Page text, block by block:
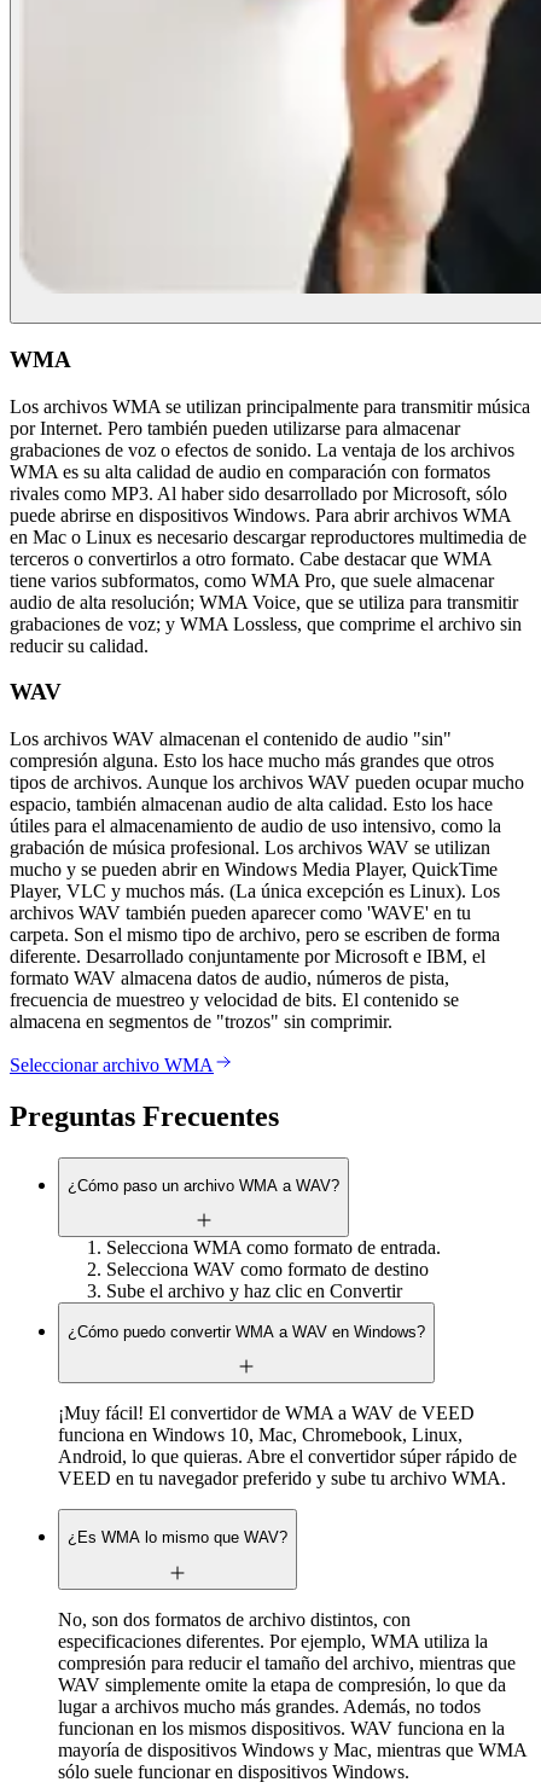
WMA
Los archivos WMA se utilizan principalmente para transmitir música
por Internet. Pero también pueden utilizarse para almacenar
grabaciones de voz o efectos de sonido. La ventaja de los archivos
WMA es su alta calidad de audio en comparación con formatos
rivales como MP3. Al haber sido desarrollado por Microsoft, sólo
puede abrirse en dispositivos Windows. Para abrir archivos WMA
en Mac o Linux es necesario descargar reproductores multimedia de
terceros o convertirlos a otro formato. Cabe destacar que WMA
tiene varios subformatos, como WMA Pro, que suele almacenar
audio de alta resolución; WMA Voice, que se utiliza para transmitir
grabaciones de voz; y WMA Lossless, que comprime el archivo sin
reducir su calidad.
WAV
Los archivos WAV almacenan el contenido de audio "sin"
compresión alguna. Esto los hace mucho más grandes que otros
tipos de archivos. Aunque los archivos WAV pueden ocupar mucho
espacio, también almacenan audio de alta calidad. Esto los hace
útiles para el almacenamiento de audio de uso intensivo, como la
grabación de música profesional. Los archivos WAV se utilizan
mucho y se pueden abrir en Windows Media Player, QuickTime
Player, VLC y muchos más. (La única excepción es Linux). Los
archivos WAV también pueden aparecer como 'WAVE' en tu
carpeta. Son el mismo tipo de archivo, pero se escriben de forma
diferente. Desarrollado conjuntamente por Microsoft e IBM, el
formato WAV almacena datos de audio, números de pista,
frecuencia de muestreo y velocidad de bits. El contenido se
almacena en segmentos de "trozos" sin comprimir.
Seleccionar archivo WMA
Preguntas Frecuentes
¿Cómo paso un archivo WMA a WAV?
Selecciona WMA como formato de entrada.
Selecciona WAV como formato de destino
Sube el archivo y haz clic en Convertir
¿Cómo puedo convertir WMA a WAV en Windows?
¡Muy fácil! El convertidor de WMA a WAV de VEED
funciona en Windows 10, Mac, Chromebook, Linux,
Android, lo que quieras. Abre el convertidor súper rápido de
VEED en tu navegador preferido y sube tu archivo WMA.
¿Es WMA lo mismo que WAV?
No, son dos formatos de archivo distintos, con
especificaciones diferentes. Por ejemplo, WMA utiliza la
compresión para reducir el tamaño del archivo, mientras que
WAV simplemente omite la etapa de compresión, lo que da
lugar a archivos mucho más grandes. Además, no todos
funcionan en los mismos dispositivos. WAV funciona en la
mayoría de dispositivos Windows y Mac, mientras que WMA
sólo suele funcionar en dispositivos Windows.